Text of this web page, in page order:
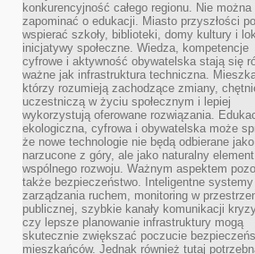
konkurencyjność całego regionu. Nie można
zapominać o edukacji. Miasto przyszłości
wspierać szkoły, biblioteki, domy kultury i
inicjatywy społeczne. Wiedza, kompetencje
cyfrowe i aktywność obywatelska stają się
ważne jak infrastruktura techniczna.
którzy rozumieją zachodzące zmiany,
uczestniczą w życiu społecznym i lepiej
wykorzystują oferowane rozwiązania.
ekologiczna, cyfrowa i obywatelska może
że nowe technologie nie będą odbierane jako
narzucone z góry, ale jako naturalny element
wspólnego rozwoju. Ważnym aspektem
także bezpieczeństwo. Inteligentne systemy
zarządzania ruchem, monitoring w
publicznej, szybkie kanały komunikacji
czy lepsze planowanie infrastruktury mogą
skutecznie zwiększać poczucie
mieszkańców. Jednak również tutaj